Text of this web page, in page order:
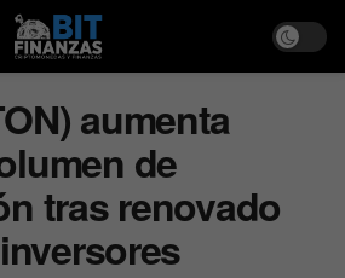
aumenta
de
tras renovado